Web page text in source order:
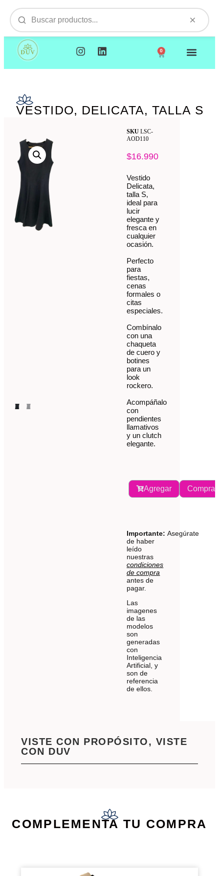
0
VESTIDO, DELICATA, TALLA S
SKULSC-
AOD110
$16.990
Vestido
Delicata,
talla S,
ideal para
lucir
elegante y
fresca en
cualquier
ocasión.
Perfecto
para
fiestas,
cenas
formales o
citas
especiales.
Combínalo
con una
chaqueta
de cuero y
botines
para un
look
rockero.
Acompáñalo
con
pendientes
llamativos
y un clutch
elegante.
Agregar Comprar
Importante: Asegúrate
de haber
leído
nuestras
condiciones
de compra
antes de
pagar.
Las
imagenes
de las
modelos
son
generadas
con
Inteligencia
Artificial, y
son de
referencia
de ellos.
VISTE CON PROPÓSITO, VISTE
CON DUV
COMPLEMENTA TU COMPRA